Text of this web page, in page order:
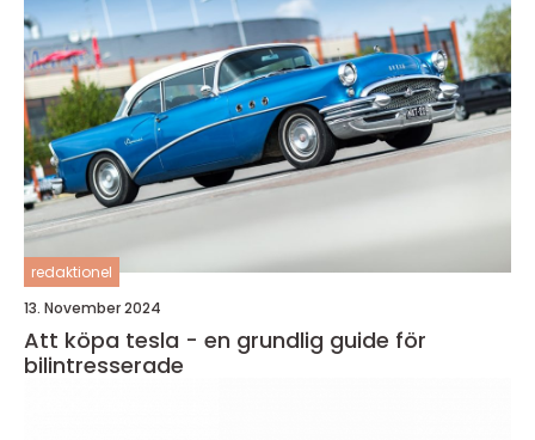
redaktionel
13. November 2024
Att köpa tesla - en grundlig guide för
bilintresserade